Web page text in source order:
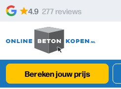
Skip to content
4.9 277 reviews
Bereken jouw prijs